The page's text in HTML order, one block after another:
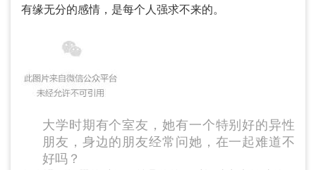
有缘无分的感情，是每个人强求不来的。
大学时期有个室友，她有一个特别好的异性
朋友，身边的朋友经常问她，在一起难道不
好吗？